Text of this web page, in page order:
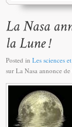
Posted in Les sciences
sur La Nasa annonce